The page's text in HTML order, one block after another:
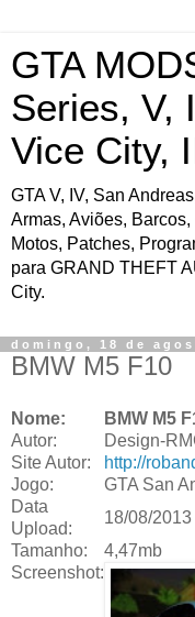
GTA
Series, V,
Vice City,
GTA V, IV, San
Armas, Aviões,
Motos, Patches,
para GRAND THEFT
City.
domingo, 18 de
BMW M5 F10
Nome:
BMW M5
Autor:
Design-
Site Autor:
http://
Jogo:
GTA San
Data
Upload:
18/08/2013
Tamanho:
4,47mb
Screenshot: